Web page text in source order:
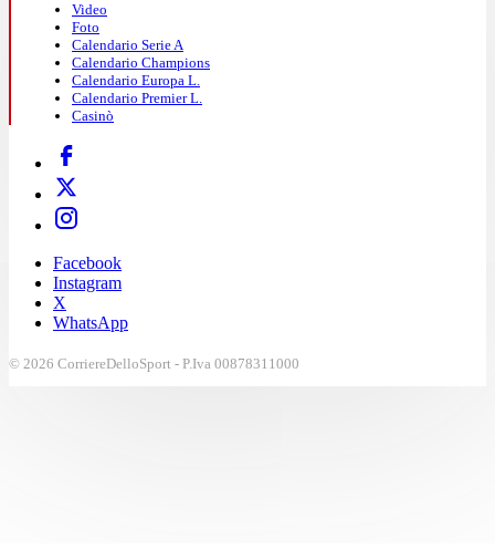
Video
Foto
Calendario Serie A
Calendario Champions
Calendario Europa L.
Calendario Premier L.
Casinò
Facebook
Instagram
X
WhatsApp
© 2026 CorriereDelloSport - P.Iva 00878311000